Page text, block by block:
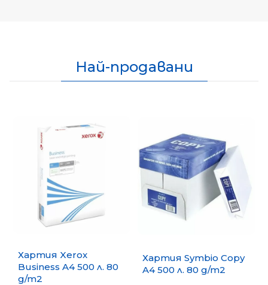
Най-продавани
Хартия Xerox
Business A4 500 л. 80
g/m2
Хартия Symbio Copy
A4 500 л. 80 g/m2